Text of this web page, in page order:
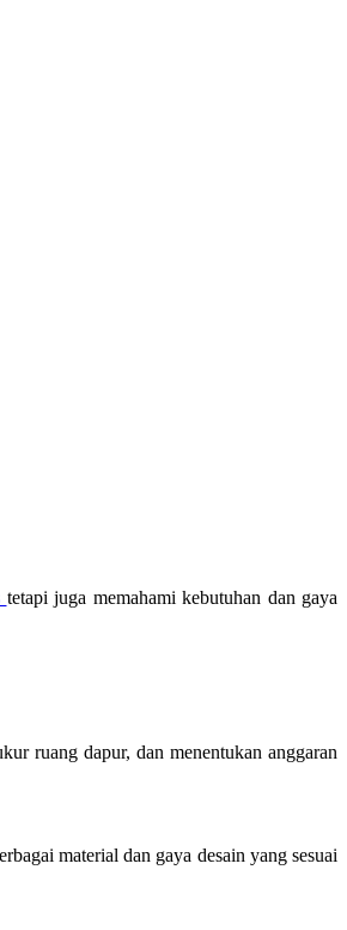
tetapi juga memahami kebutuhan dan gaya
ruang dapur, dan menentukan anggaran
material dan gaya desain yang sesuai